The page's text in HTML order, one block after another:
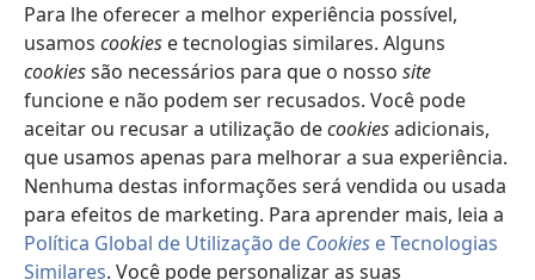
Para lhe oferecer a melhor experiência possível,
usamos cookies e tecnologias similares. Alguns
cookiessão necessários para que o nosso site
funcione e não podem ser recusados. Você pode
aceitar ou recusar a utilização decookiesadicionais,
que usamos apenas para melhorar a sua experiência.
Nenhuma destas informações será vendida ou usada
para efeitos de marketing. Para aprender mais, leia a
Política Global de Utilização de Cookies e Tecnologias
Similares. Você pode personalizar as suas
ouvir outra vez? Será que vocês também querem
tornar-se discípulos dele?” 28 Em vista disso,
disseram-lhe com desprezo: “Tu és discípulo
daquele homem, mas nós somos discípulos de
Moisés.
Sabemos que Deus falou a Moisés, mas,
quanto a esse homem, não sabemos de onde vem.”
30 O homem respondeu-lhes: “Certamente isto é
incrível! Não sabem de onde ele vem e, contudo, ele
abriu os meus olhos. 31 Sabemos que Deus não